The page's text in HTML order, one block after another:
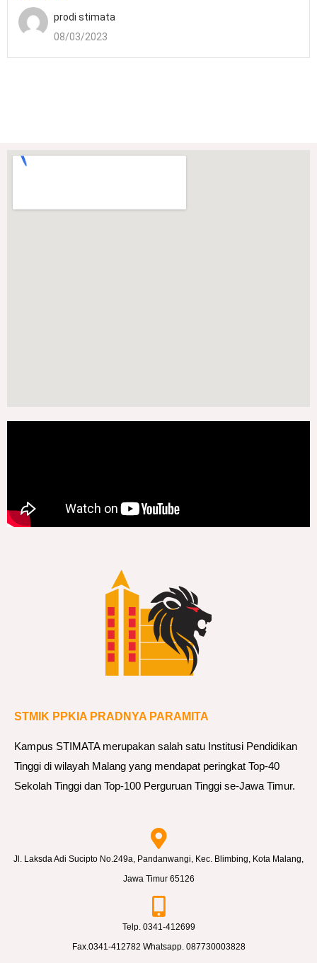
prodi stimata
08/03/2023
STMIK PPKIA PRADNYA PARAMITA
Kampus STIMATA merupakan salah satu Institusi Pendidikan
Tinggi di wilayah Malang yang mendapat peringkat Top-40
Sekolah Tinggi dan Top-100 Perguruan Tinggi se-Jawa Timur.
Jl. Laksda Adi Sucipto No.249a, Pandanwangi, Kec. Blimbing, Kota Malang,
Jawa Timur 65126
Telp. 0341-412699
Fax.0341-412782 Whatsapp. 087730003828